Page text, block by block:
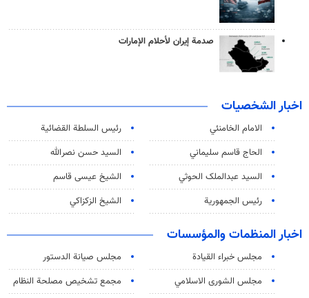
صدمة إيران لأحلام الإمارات
اخبار الشخصيات
الامام الخامنئي
رئیس السلطة القضائیة
الحاج قاسم سليماني
السيد حسن نصرالله
السید عبدالملک الحوثي
الشيخ عيسى قاسم
رئيس الجمهورية
الشيخ الزكزاكي
اخبار المنظمات والمؤسسات
مجلس خبراء القيادة
مجلس صيانة الدستور
مجلس الشورى الاسلامي
مجمع تشخيص مصلحة النظام